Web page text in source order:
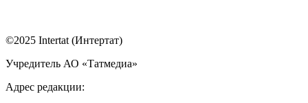
©2025 Intertat (Интертат)
Учредитель АО «Татмедиа»
Адрес редакции: